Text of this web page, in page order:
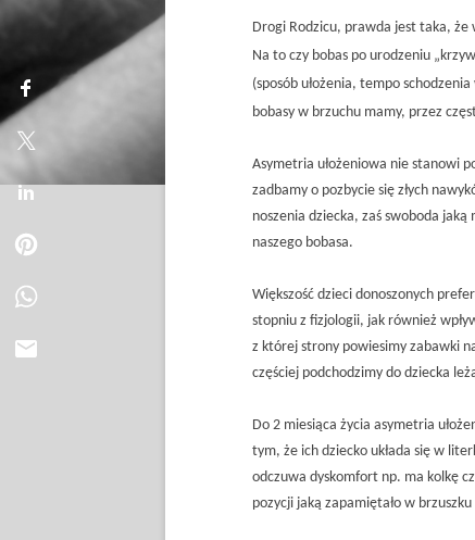
Drogi Rodzicu, prawda jest taka,
Na to czy bobas po urodzeniu
(sposób ułożenia, tempo
bobasy w brzuchu mamy, przez
Asymetria ułożeniowa nie stanowi
zadbamy o pozbycie się złych
noszenia dziecka, zaś swoboda
naszego bobasa.
Większość dzieci donoszonych
stopniu z fizjologii, jak również
z której strony powiesimy zabawki
częściej podchodzimy do dziecka
Do 2 miesiąca życia asymetria
tym, że ich dziecko układa się w
odczuwa dyskomfort np. ma kolkę
pozycji jaką zapamiętało w brzuszku